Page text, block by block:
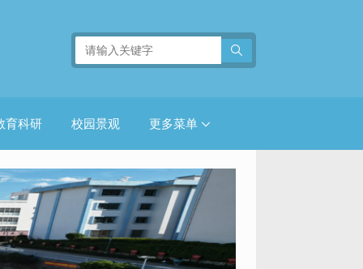
育科研 校园景观 更多菜单